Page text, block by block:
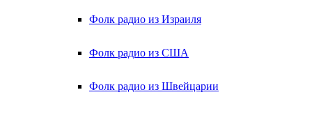
Фолк радио из Израиля
Фолк радио из США
Фолк радио из Швейцарии